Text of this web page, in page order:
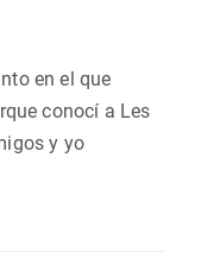
en el que
conocí a Les
y yo